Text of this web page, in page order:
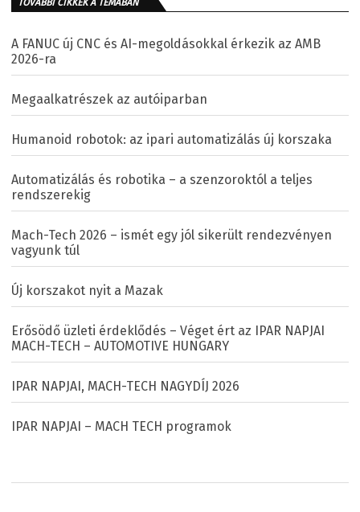
TOVÁBBI CIKKEK A TÉMÁBAN
A FANUC új CNC és AI-megoldásokkal érkezik az AMB
2026-ra
Megaalkatrészek az autóiparban
Humanoid robotok: az ipari automatizálás új korszaka
Automatizálás és robotika – a szenzoroktól a teljes
rendszerekig
Mach-Tech 2026 – ismét egy jól sikerült rendezvényen
vagyunk túl
Új korszakot nyit a Mazak
Erősödő üzleti érdeklődés – Véget ért az IPAR NAPJAI
MACH-TECH – AUTOMOTIVE HUNGARY
IPAR NAPJAI, MACH-TECH NAGYDÍJ 2026
IPAR NAPJAI – MACH TECH programok